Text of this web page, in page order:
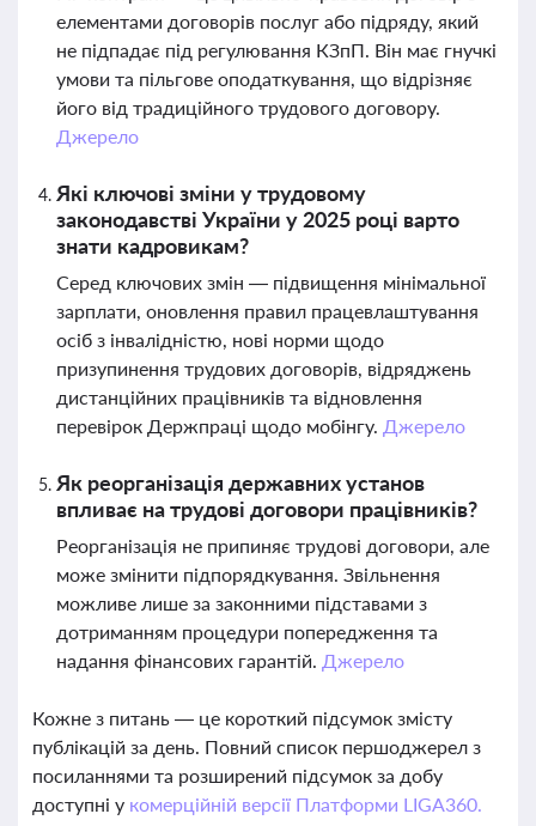
елементами договорів послуг або підряду, який
не підпадає під регулювання КЗпП. Він має гнучкі
умови та пільгове оподаткування, що відрізняє
його від традиційного трудового договору.
Джерело
Які ключові зміни у трудовому
законодавстві України у 2025 році варто
знати кадровикам?
Серед ключових змін — підвищення мінімальної
зарплати, оновлення правил працевлаштування
осіб з інвалідністю, нові норми щодо
призупинення трудових договорів, відряджень
дистанційних працівників та відновлення
перевірок Держпраці щодо мобінгу. Джерело
Як реорганізація державних установ
впливає на трудові договори працівників?
Реорганізація не припиняє трудові договори, але
може змінити підпорядкування. Звільнення
можливе лише за законними підставами з
дотриманням процедури попередження та
надання фінансових гарантій. Джерело
Кожне з питань — це короткий підсумок змісту
публікацій за день. Повний список першоджерел з
посиланнями та розширений підсумок за добу
доступні у комерційній версії Платформи LIGA360.